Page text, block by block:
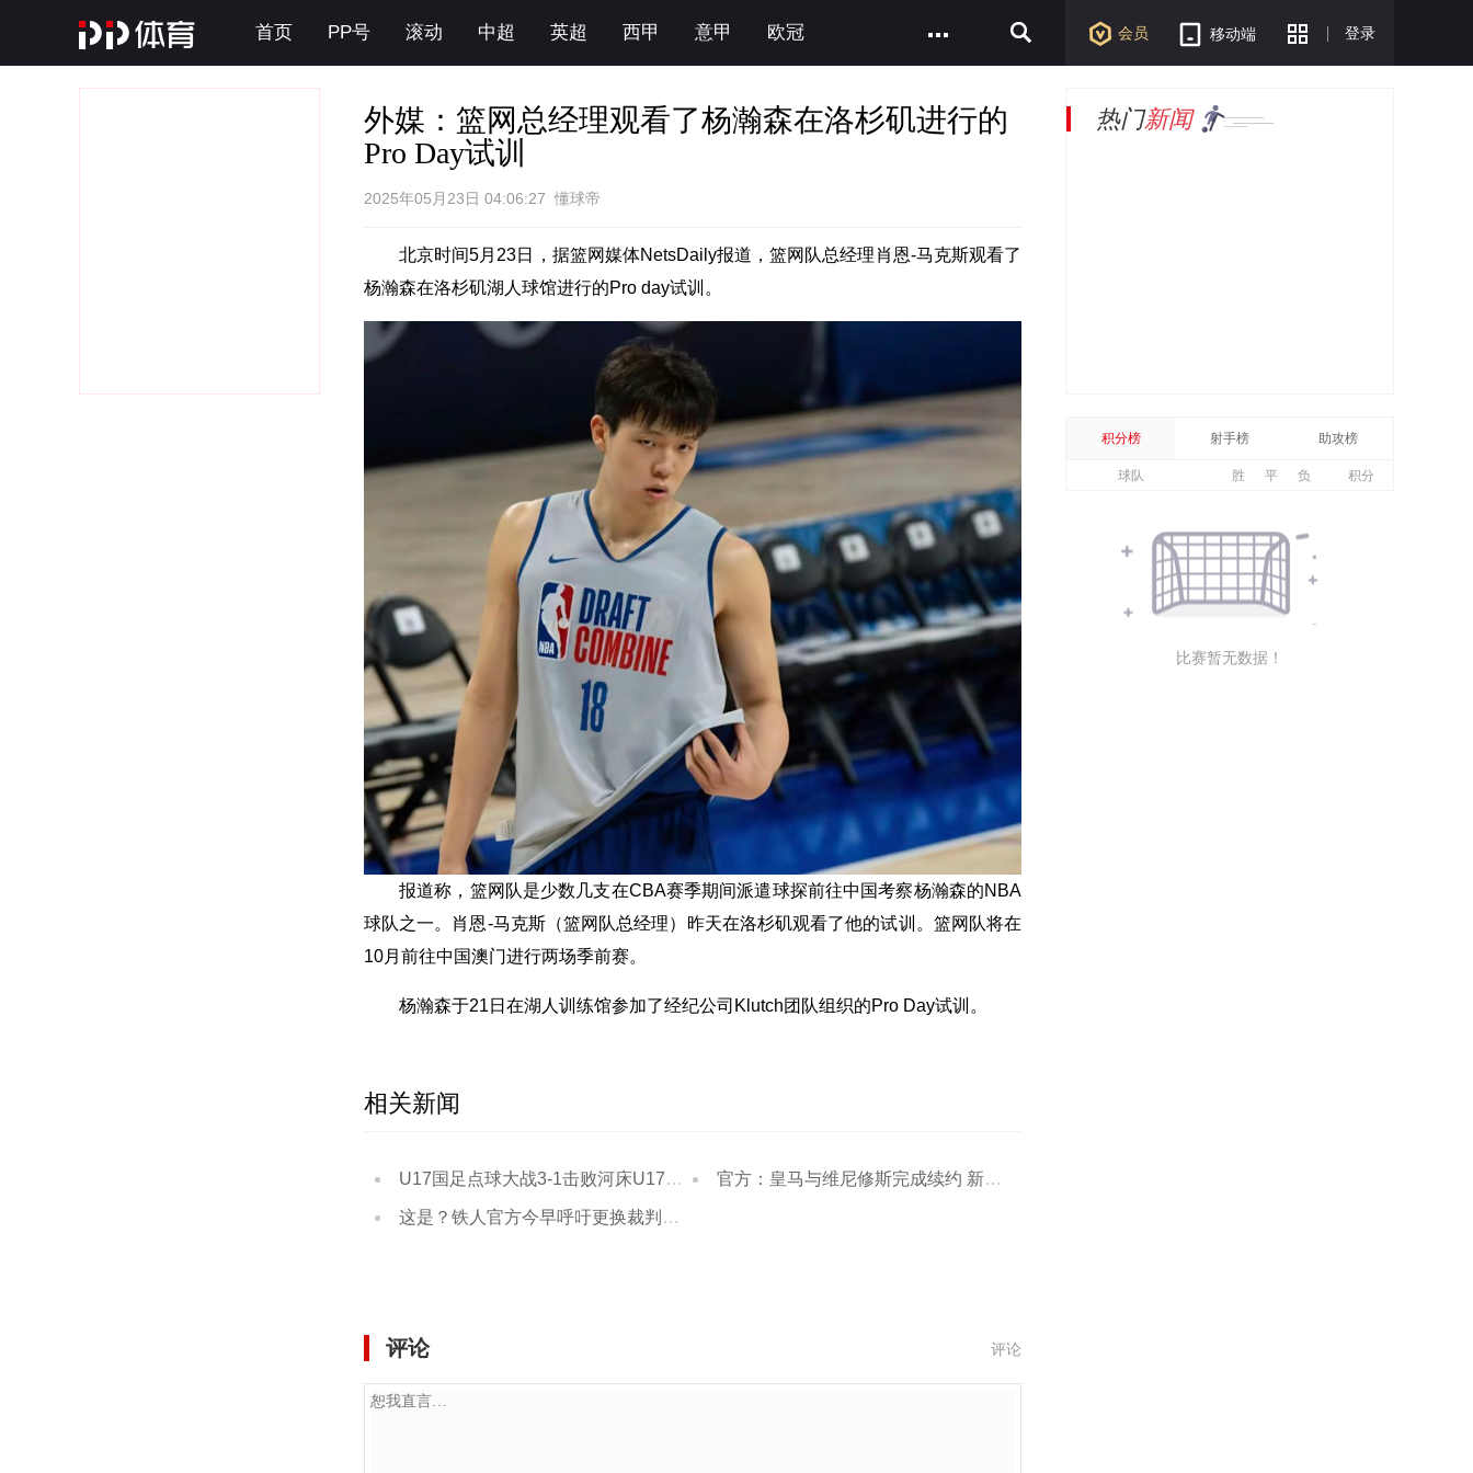
首页 PP号 滚动 中超 英超 西甲 意甲 欧冠 会员 移动端 登录
外媒：篮网总经理观看了杨瀚森在洛杉矶进行的
Pro Day试训
2025年05月23日 04:06:27 懂球帝
北京时间5月23日，据篮网媒体NetsDaily报道，篮网队总经理肖恩-马克斯观看了
杨瀚森在洛杉矶湖人球馆进行的Pro day试训。
报道称，篮网队是少数几支在CBA赛季期间派遣球探前往中国考察杨瀚森的NBA
球队之一。肖恩-马克斯（篮网队总经理）昨天在洛杉矶观看了他的试训。篮网队将在
10月前往中国澳门进行两场季前赛。
杨瀚森于21日在湖人训练馆参加了经纪公司Klutch团队组织的Pro Day试训。
相关新闻
U17国足点球大战3-1击败河床U17进决赛 江宇涵两扑点 官方：皇马与维尼修斯完成续约 新合同至2032年
这是？铁人官方今早呼吁更换裁判，目前该内容已删除
评论 评论
热门新闻
积分榜 射手榜 助攻榜
球队 胜 平 负 积分
比赛暂无数据！